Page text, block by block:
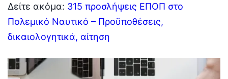
Δείτε ακόμα: 315 προσλήψεις ΕΠΟΠ στο
Πολεμικό Ναυτικό – Προϋποθέσεις,
δικαιολογητικά, αίτηση